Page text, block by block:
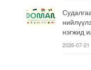
нэгжид
2026-07-21